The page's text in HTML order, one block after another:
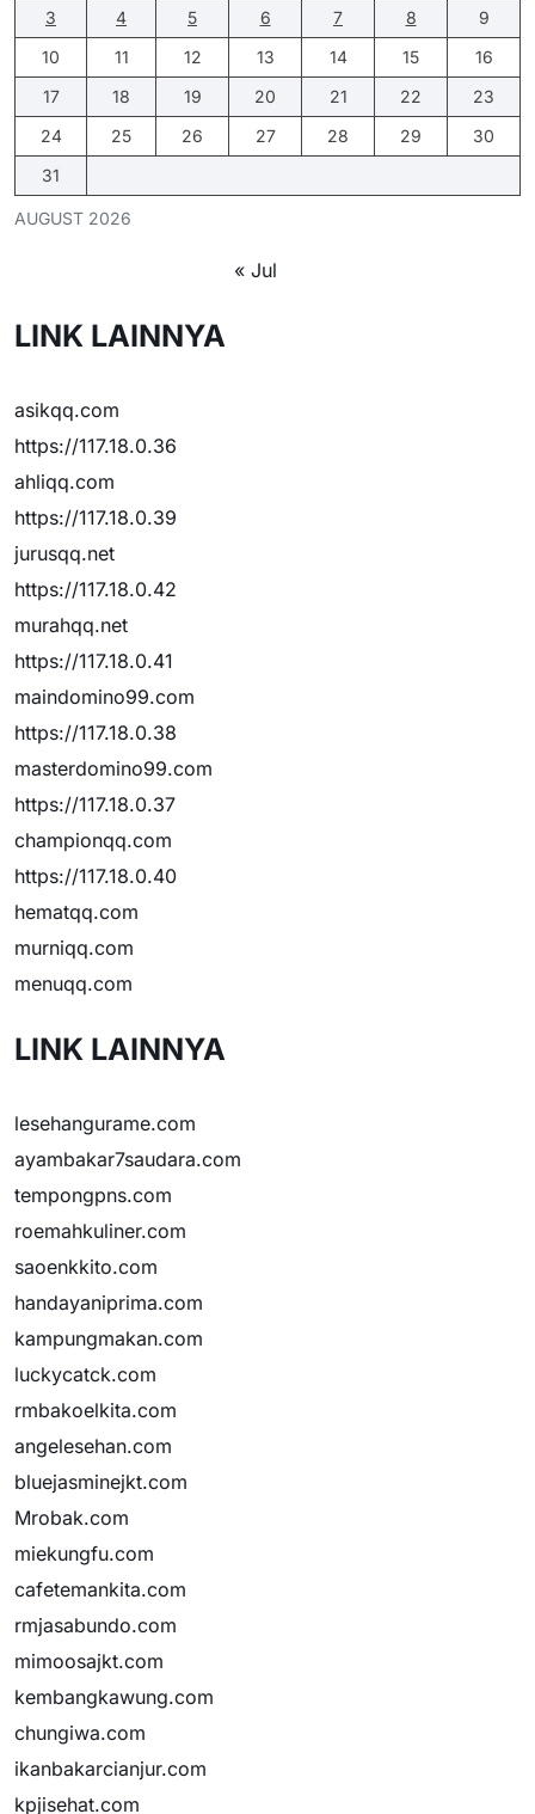
AUGUST 2026
3
4 5 6 7 8
9
10
11 12 13 14 15
16
17
18 19 20 21 22
23
24
25 26 27 28 29
30
31
« Jul
LINK LAINNYA
asikqq.com
https://117.18.0.36
ahliqq.com
https://117.18.0.39
jurusqq.net
https://117.18.0.42
murahqq.net
https://117.18.0.41
maindomino99.com
https://117.18.0.38
masterdomino99.com
https://117.18.0.37
championqq.com
https://117.18.0.40
hematqq.com
murniqq.com
menuqq.com
LINK LAINNYA
lesehangurame.com
ayambakar7saudara.com
tempongpns.com
roemahkuliner.com
saoenkkito.com
handayaniprima.com
kampungmakan.com
luckycatck.com
rmbakoelkita.com
angelesehan.com
bluejasminejkt.com
Mrobak.com
miekungfu.com
cafetemankita.com
rmjasabundo.com
mimoosajkt.com
kembangkawung.com
chungiwa.com
ikanbakarcianjur.com
kpjisehat.com